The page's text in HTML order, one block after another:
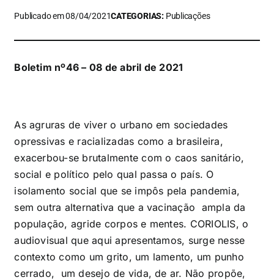
Publicado em 08/04/2021CATEGORIAS: Publicações
Boletim nº46 – 08 de abril de 2021
As agruras de viver o urbano em sociedades
opressivas e racializadas como a brasileira,
exacerbou-se brutalmente com o caos sanitário,
social e político pelo qual passa o país. O
isolamento social que se impôs pela pandemia,
sem outra alternativa que a vacinação ampla da
população, agride corpos e mentes. CORIOLIS, o
audiovisual que aqui apresentamos, surge nesse
contexto como um grito, um lamento, um punho
cerrado, um desejo de vida, de ar. Não propõe,